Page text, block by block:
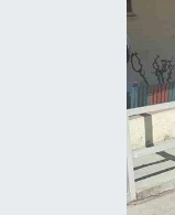
Siyaset